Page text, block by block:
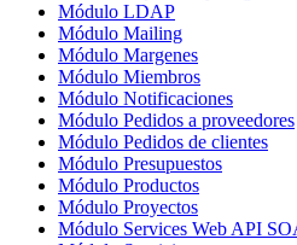
Módulo LDAP
Módulo Mailing
Módulo Margenes
Módulo Miembros
Módulo Notificaciones
Módulo Pedidos a proveedores
Módulo Pedidos de clientes
Módulo Presupuestos
Módulo Productos
Módulo Proyectos
Módulo Services Web API